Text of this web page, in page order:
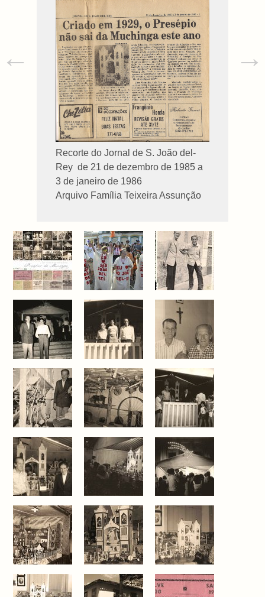
Recorte do Jornal de S. João del-
Rey de 21 de dezembro de 1985 a
3 de janeiro de 1986
Arquivo Família Teixeira Assunção
← →